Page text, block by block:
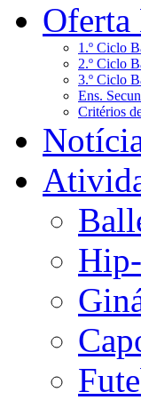
Oferta
1.º Ciclo
2.º Ciclo
3.º Ciclo
Ens.
Critérios